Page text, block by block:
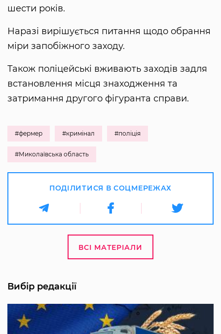
шести років.
Наразі вирішується питання щодо обрання
міри запобіжного заходу.
Також поліцейські вживають заходів задля
встановлення місця знаходження та
затримання другого фігуранта справи.
#фермер #кримінал #поліція
#Миколаївська область
ПОДІЛИТИСЯ В СОЦМЕРЕЖАХ
ВСІ МАТЕРІАЛИ
Вибір редакції